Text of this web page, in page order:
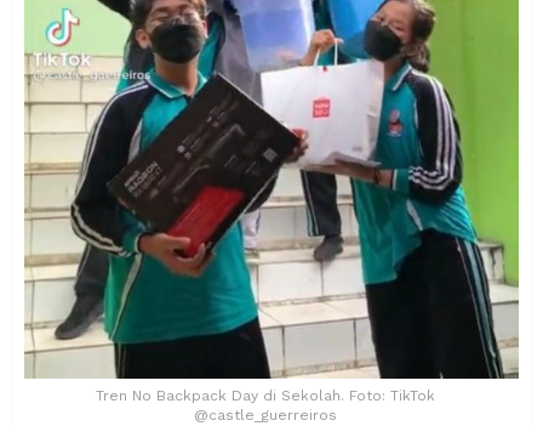
Tren No Backpack Day di Sekolah. Foto: TikTok
@castle_guerreiros